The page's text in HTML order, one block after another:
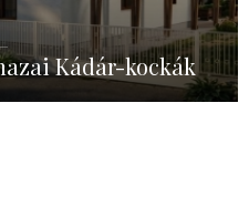
Kádár-kockák